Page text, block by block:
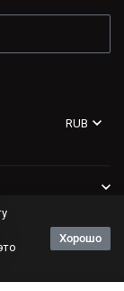
RUB
Хорошо